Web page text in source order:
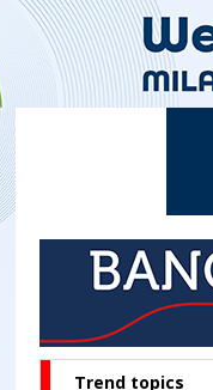
Trend topics